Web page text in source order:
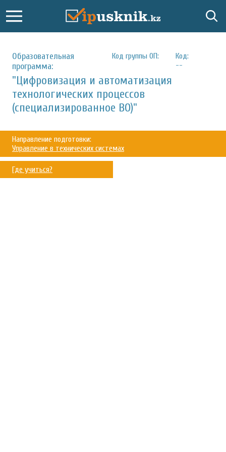
Образовательная
программа:
Код группы ОП:
Код:
--
"Цифровизация и автоматизация
технологических процессов
(специализированное ВО)"
Направление подготовки:
Управление в технических системах
Где учиться?